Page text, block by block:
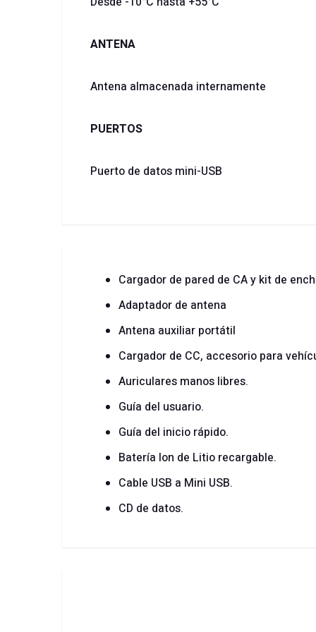
ANTENA
Antena almacenada internamente
PUERTOS
Puerto de datos mini-USB
Cargador de pared de CA y kit de
Adaptador de antena
Antena auxiliar portátil
Cargador de CC, accesorio para
Auriculares manos libres.
Guía del usuario.
Guía del inicio rápido.
Batería Ion de Litio recargable.
Cable USB a Mini USB.
CD de datos.